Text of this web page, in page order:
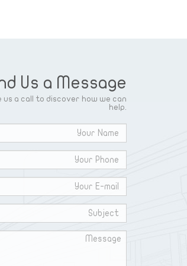
Us a Message
a call to discover how we can
help.